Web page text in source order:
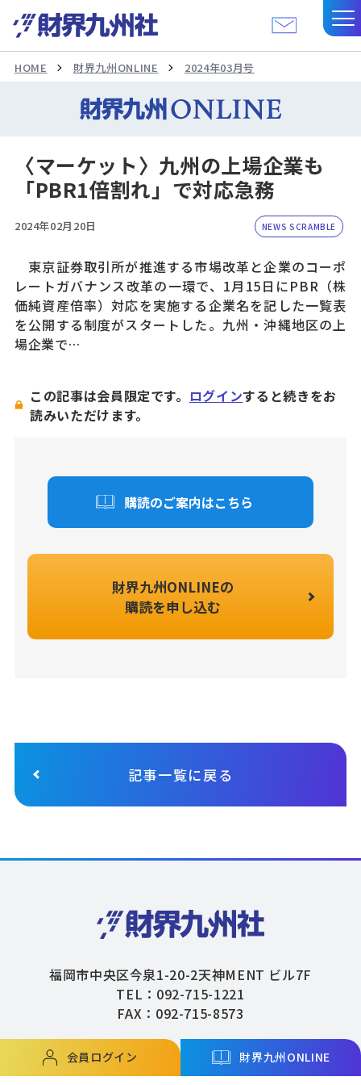
HOME 財界九州ONLINE 2024年03月号
〈マーケット〉九州の上場企業も
「PBR1倍割れ」で対応急務
2024年02月20日 NEWS SCRAMBLE
東京証券取引所が推進する市場改革と企業のコーポ
レートガバナンス改革の一環で、1月15日にPBR（株
価純資産倍率）対応を実施する企業名を記した一覧表
を公開する制度がスタートした。九州・沖縄地区の上
場企業で…
この記事は会員限定です。 ログインすると続きをお
読みいただけます。
購読のご案内はこちら
財界九州ONLINEの
購読を申し込む
記事一覧に戻る
会員ログイン 財界九州ONLINE
福岡市中央区今泉1-20-2天神MENT ビル7F
TEL：092-715-1221
FAX：092-715-8573
Copyright © ZAIKAIKYUSHU Co,.Ltd. All Rights Reserved.